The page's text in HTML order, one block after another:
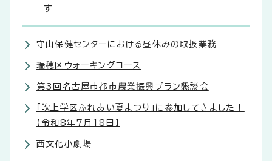
す
守山保健センターにおける昼休みの取扱業務
瑞穂区ウォーキングコース
第3回名古屋市都市農業振興プラン懇談会
「吹上学区ふれあい夏まつり」に参加してきました！
【令和8年7月18日】
西文化小劇場